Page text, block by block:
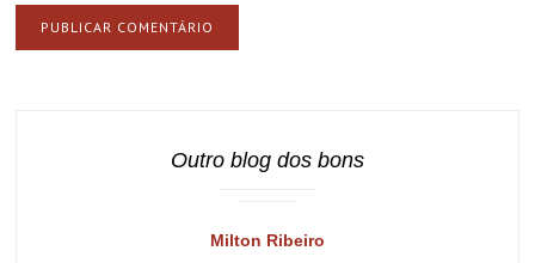
Outro blog dos bons
Milton Ribeiro